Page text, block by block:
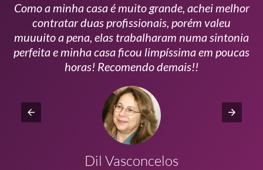
Como a minha casa é muito grande, achei melhor
contratar duas profissionais, porém valeu
muuuito a pena, elas trabalharam numa sintonia
perfeita e minha casa ficou limpíssima em poucas
horas! Recomendo demais!!
Dil Vasconcelos